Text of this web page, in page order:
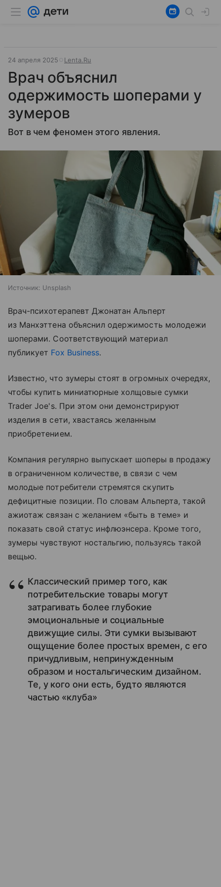
24 апреля 2025 Lenta.Ru
Врач объяснил
одержимость шоперами у
зумеров
Вот в чем феномен этого явления.
Источник: Unsplash
Врач-психотерапевт Джонатан Альперт
из Манхэттена объяснил одержимость молодежи
шоперами. Соответствующий материал
публикует Fox Business.
Известно, что зумеры стоят в огромных очередях,
чтобы купить миниатюрные холщовые сумки
Trader Joe's. При этом они демонстрируют
изделия в сети, хвастаясь желанным
приобретением.
Компания регулярно выпускает шоперы в продажу
в ограниченном количестве, в связи с чем
молодые потребители стремятся скупить
дефицитные позиции. По словам Альперта, такой
ажиотаж связан с желанием «быть в теме» и
показать свой статус инфлюэнсера. Кроме того,
зумеры чувствуют ностальгию, пользуясь такой
вещью.
Классический пример того, как
потребительские товары могут
затрагивать более глубокие
эмоциональные и социальные
движущие силы. Эти сумки вызывают
ощущение более простых времен, с его
причудливым, непринужденным
образом и ностальгическим дизайном.
Те, у кого они есть, будто являются
частью «клуба»